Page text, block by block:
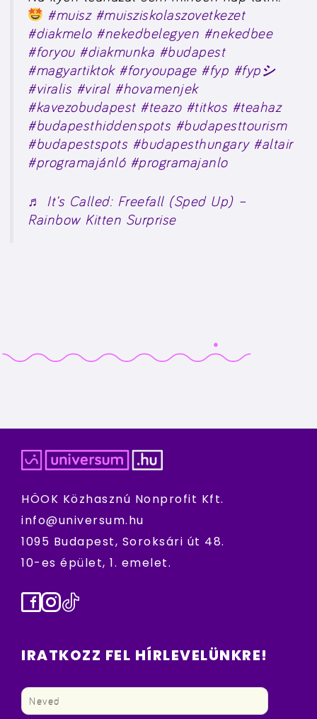
#muisz #muisziskolaszovetkezet
#diakmelo #nekedbelegyen #nekedbee
#foryou #diakmunka #budapest
#magyartiktok #foryoupage #fyp #fypシ
#viralis #viral #hovamenjek
#kavezobudapest #teazo #titkos #teahaz
#budapesthiddenspots #budapesttourism
#budapestspots #budapesthungary #altair
#programajánló #programajanlo
♬ It’s Called: Freefall (Sped Up) –
Rainbow Kitten Surprise
HÖOK Közhasznú Nonprofit Kft.
info@universum.hu
1095 Budapest, Soroksári út 48.
10-es épület, 1. emelet.
Facebook
Instagram
TikTok
IRATKOZZ FEL HÍRLEVELÜNKRE!